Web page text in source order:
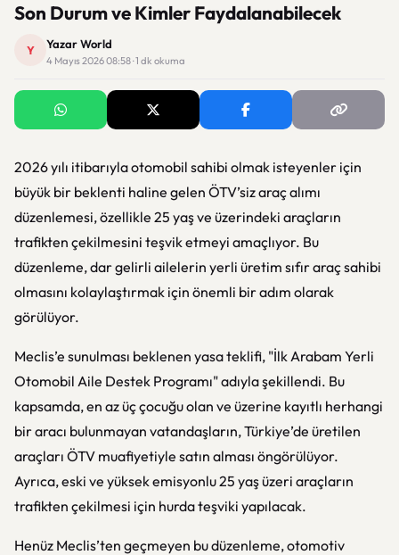
Son Durum ve Kimler Faydalanabilecek
Y Yazar World
4 Mayıs 2026 08:58 · 1 dk okuma
2026 yılı itibarıyla otomobil sahibi olmak isteyenler için
büyük bir beklenti haline gelen ÖTV’siz araç alımı
düzenlemesi, özellikle 25 yaş ve üzerindeki araçların
trafikten çekilmesini teşvik etmeyi amaçlıyor. Bu
düzenleme, dar gelirli ailelerin yerli üretim sıfır araç sahibi
olmasını kolaylaştırmak için önemli bir adım olarak
görülüyor.
Meclis’e sunulması beklenen yasa teklifi, "İlk Arabam Yerli
Otomobil Aile Destek Programı" adıyla şekillendi. Bu
kapsamda, en az üç çocuğu olan ve üzerine kayıtlı herhangi
bir aracı bulunmayan vatandaşların, Türkiye’de üretilen
araçları ÖTV muafiyetiyle satın alması öngörülüyor.
Ayrıca, eski ve yüksek emisyonlu 25 yaş üzeri araçların
trafikten çekilmesi için hurda teşviki yapılacak.
Henüz Meclis’ten geçmeyen bu düzenleme, otomotiv